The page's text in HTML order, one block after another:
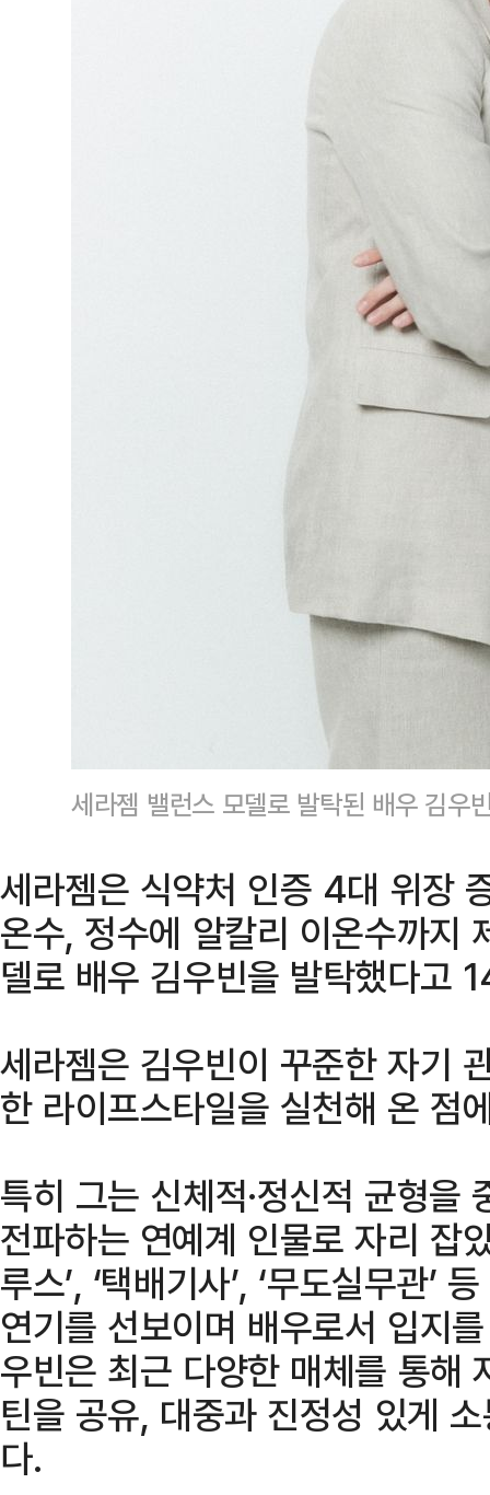
세라젬 밸런스 모델로 발탁된 배우 김우
세라젬은 식약처 인증 4대 위장
온수, 정수에 알칼리 이온수까지
델로 배우 김우빈을 발탁했다고
세라젬은 김우빈이 꾸준한 자기
한 라이프스타일을 실천해 온 점
특히 그는 신체적·정신적 균형을
전파하는 연예계 인물로 자리 잡
루스’, ‘택배기사’, ‘무도실무관’
연기를 선보이며 배우로서 입지
우빈은 최근 다양한 매체를 통해
틴을 공유, 대중과 진정성 있게
다.